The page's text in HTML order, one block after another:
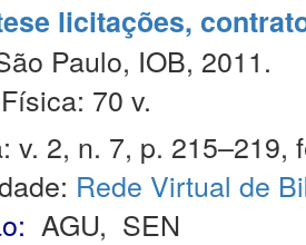
licitações,
Paulo, IOB, 2011.
70 v.
v. 2, n. 7, p. 215–219,
Rede Virtual de
AGU, SEN